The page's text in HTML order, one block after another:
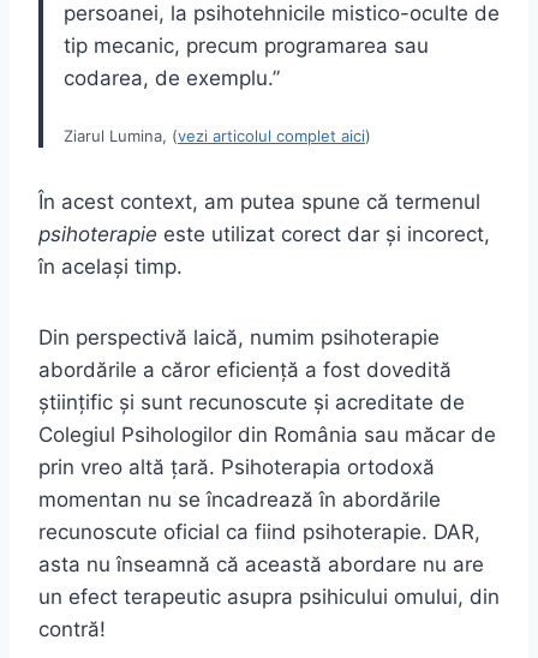
persoanei, la psihotehnicile mistico-oculte de
tip mecanic, precum programarea sau
codarea, de exemplu.”
Ziarul Lumina, (vezi articolul complet aici)
În acest context, am putea spune că termenul
psihoterapie este utilizat corect dar și incorect,
în același timp.
Din perspectivă laică, numim psihoterapie
abordările a căror eficiență a fost dovedită
științific și sunt recunoscute și acreditate de
Colegiul Psihologilor din România sau măcar de
prin vreo altă țară. Psihoterapia ortodoxă
momentan nu se încadrează în abordările
recunoscute oficial ca fiind psihoterapie. DAR,
asta nu înseamnă că această abordare nu are
un efect terapeutic asupra psihicului omului, din
contră!